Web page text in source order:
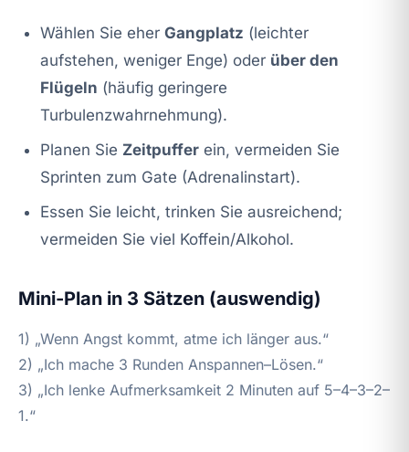
Wählen Sie eher Gangplatz (leichter
aufstehen, weniger Enge) oder über den
Flügeln (häufig geringere
Turbulenzwahrnehmung).
Planen Sie Zeitpuffer ein, vermeiden Sie
Sprinten zum Gate (Adrenalinstart).
Essen Sie leicht, trinken Sie ausreichend;
vermeiden Sie viel Koffein/Alkohol.
Mini-Plan in 3 Sätzen (auswendig)
1) „Wenn Angst kommt, atme ich länger aus.“
2) „Ich mache 3 Runden Anspannen–Lösen.“
3) „Ich lenke Aufmerksamkeit 2 Minuten auf 5–4–3–2–
1.“